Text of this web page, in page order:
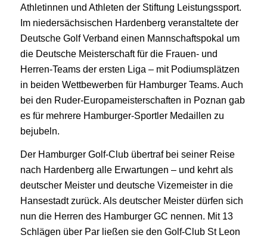
Athletinnen und Athleten der Stiftung Leistungssport.
Im niedersächsischen Hardenberg veranstaltete der
Deutsche Golf Verband einen Mannschaftspokal um
die Deutsche Meisterschaft für die Frauen- und
Herren-Teams der ersten Liga – mit Podiumsplätzen
in beiden Wettbewerben für Hamburger Teams. Auch
bei den Ruder-Europameisterschaften in Poznan gab
es für mehrere Hamburger-Sportler Medaillen zu
bejubeln.
Der Hamburger Golf-Club übertraf bei seiner Reise
nach Hardenberg alle Erwartungen – und kehrt als
deutscher Meister und deutsche Vizemeister in die
Hansestadt zurück. Als deutscher Meister dürfen sich
nun die Herren des Hamburger GC nennen. Mit 13
Schlägen über Par ließen sie den Golf-Club St Leon